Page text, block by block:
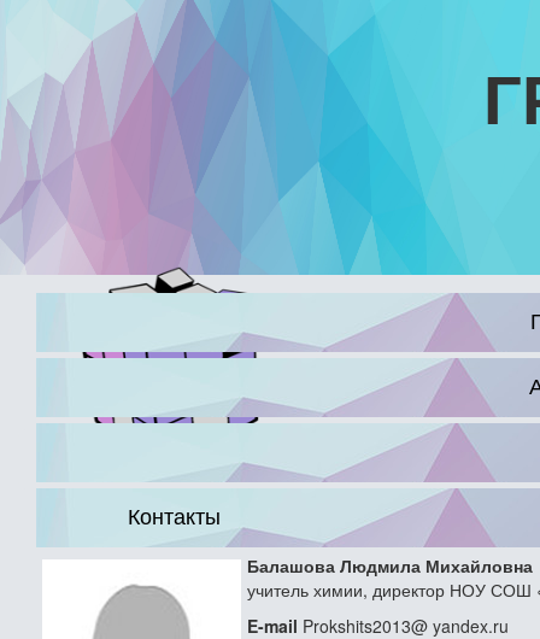
Контакты
Балашова Людмила Михайловна
учитель химии, директор НОУ СОШ
E-mail Prokshits2013@ yandex.ru